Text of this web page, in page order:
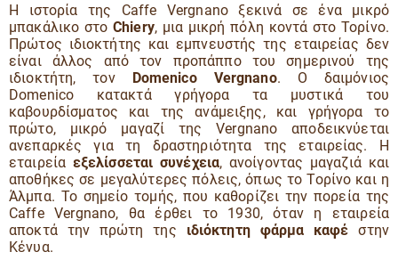
Η ιστορία της Caffe Vergnano ξεκινά σε ένα μικρό
μπακάλικο στοChiery, μια μικρή πόλη κοντά στο Τορίνο.
Πρώτος ιδιοκτήτης και εμπνευστής της εταιρείας δεν
είναι άλλος από τον προπάππο του σημερινού της
ιδιοκτήτη, τον Domenico Vergnano. O δαιμόνιος
Domenico κατακτά γρήγορα τα μυστικά του
καβουρδίσματος και της ανάμειξης, και γρήγορα το
πρώτο, μικρό μαγαζί της Vergnano αποδεικνύεται
ανεπαρκές για τη δραστηριότητα της εταιρείας. Η
εταιρεία εξελίσσεται συνέχεια, ανοίγοντας μαγαζιά και
αποθήκες σε μεγαλύτερες πόλεις, όπως το Τορίνο και η
Άλμπα. Το σημείο τομής, που καθορίζει την πορεία της
Caffe Vergnano, θα έρθει το 1930, όταν η εταιρεία
αποκτά την πρώτη της ιδιόκτητη φάρμα καφέ στην
Κένυα.